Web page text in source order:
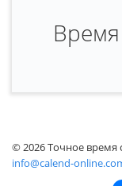
Время
© 2026 Точное время
info@calend-